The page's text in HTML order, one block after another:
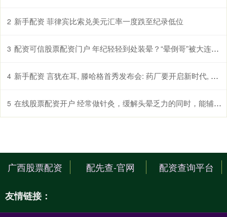
2 新手配资 菲律宾比索兑美元汇率一度跌至纪录低位
3 配资可信股票配资门户 年纪轻轻到处装晕？“晕倒哥”被大连警方行政拘留
4 新手配资 言犹在耳, 滕哈格首秀发布会: 药厂要开启新时代, 新纪元了
5 在线股票配资开户 经常做针灸，缓解头晕乏力的同时，能辅助控制高血压吗？真相来了
广西股票配资 配先查-官网 配资查询平台
友情链接：